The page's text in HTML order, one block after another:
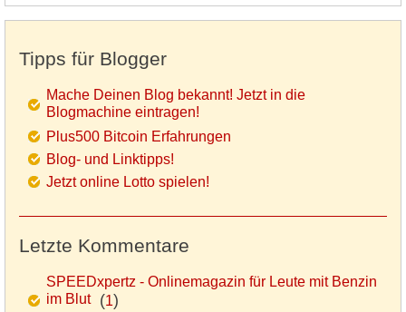
Tipps für Blogger
Mache Deinen Blog bekannt! Jetzt in die
Blogmachine eintragen!
Plus500 Bitcoin Erfahrungen
Blog- und Linktipps!
Jetzt online Lotto spielen!
Letzte Kommentare
SPEEDxpertz - Onlinemagazin für Leute mit Benzin
im Blut(1)